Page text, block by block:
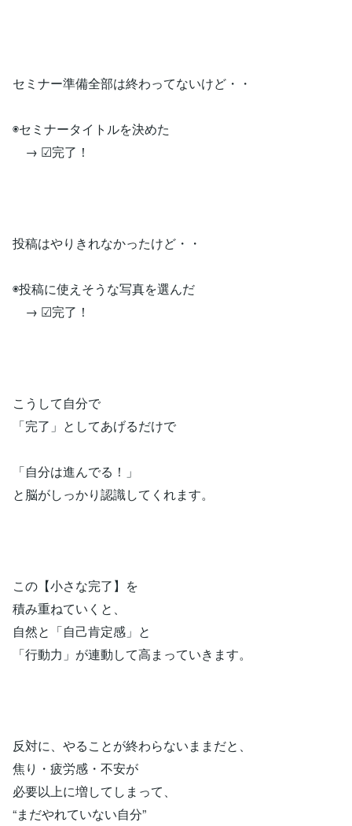
セミナー準備全部は終わってないけど・・
◉セミナータイトルを決めた
→ ☑︎完了！
投稿はやりきれなかったけど・・
◉投稿に使えそうな写真を選んだ
→ ☑︎完了！
こうして自分で
「完了」としてあげるだけで
「自分は進んでる！」
と脳がしっかり認識してくれます。
この【小さな完了】を
積み重ねていくと、
自然と「自己肯定感」と
「行動力」が連動して高まっていきます。
反対に、やることが終わらないままだと、
焦り・疲労感・不安が
必要以上に増してしまって、
“まだやれていない自分”